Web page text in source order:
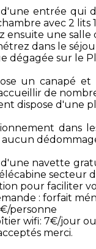
entrée qui
avec 2 lits
ensuite une salle
dans le
dégagée sur le
un canapé
de
dispose d'une
dans
aucun
d'une navette
secteur
pour faciliter
: forfait
personne
wifi: 7€/jour
merci.